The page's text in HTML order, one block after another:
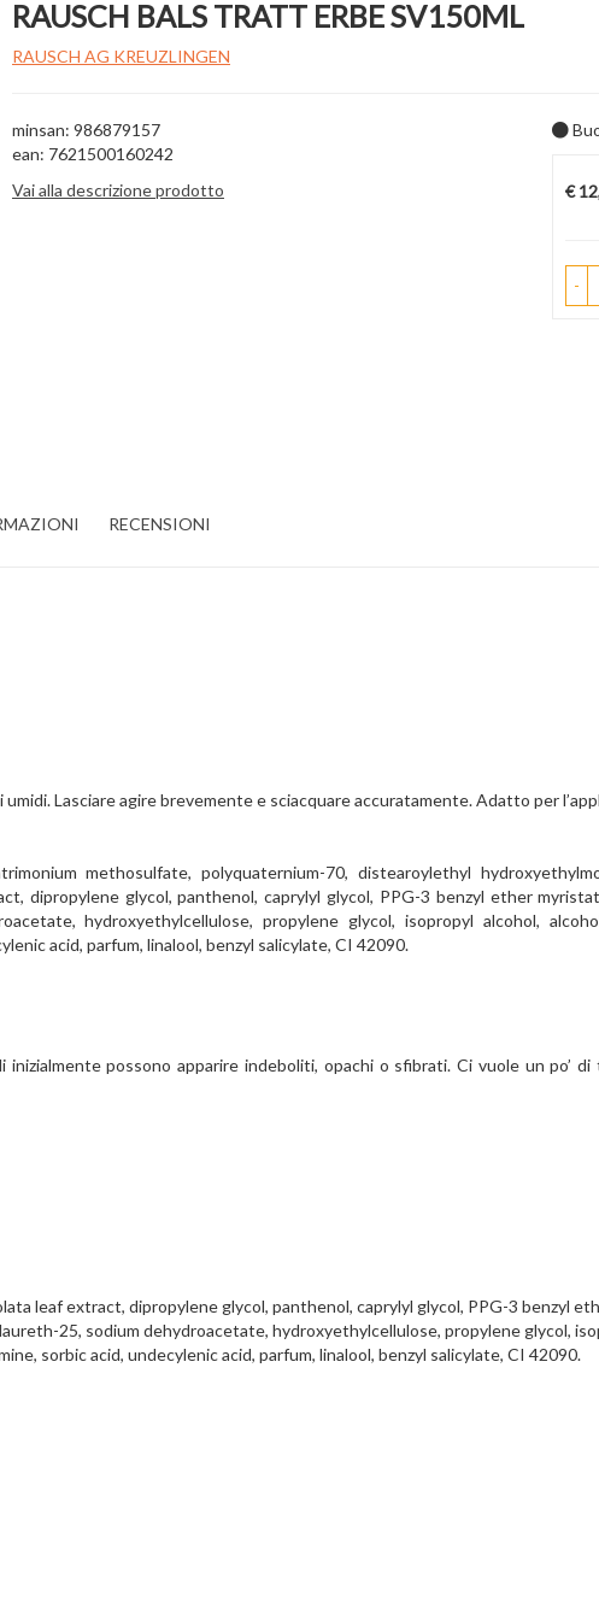
RAUSCH BALS TRATT ERBE SV150ML
RAUSCH AG KREUZLINGEN
minsan: 986879157
ean: 7621500160242
Vai alla descrizione prodotto
€
-
RECENSIONI
Lasciare agire brevemente e sciacquare accuratamente. Adatto per
methosulfate, polyquaternium-70, distearoylethyl
dipropylene glycol, panthenol, caprylyl glycol, PPG-3 benzyl ether
hydroxyethylcellulose, propylene glycol, isopropyl alcohol,
acid, parfum, linalool, benzyl salicylate, CI 42090.
possono apparire indeboliti, opachi o sfibrati. Ci vuole un po’
leaf extract, dipropylene glycol, panthenol, caprylyl glycol, PPG-3 benzyl
25, sodium dehydroacetate, hydroxyethylcellulose, propylene glycol,
sorbic acid, undecylenic acid, parfum, linalool, benzyl salicylate, CI 42090.